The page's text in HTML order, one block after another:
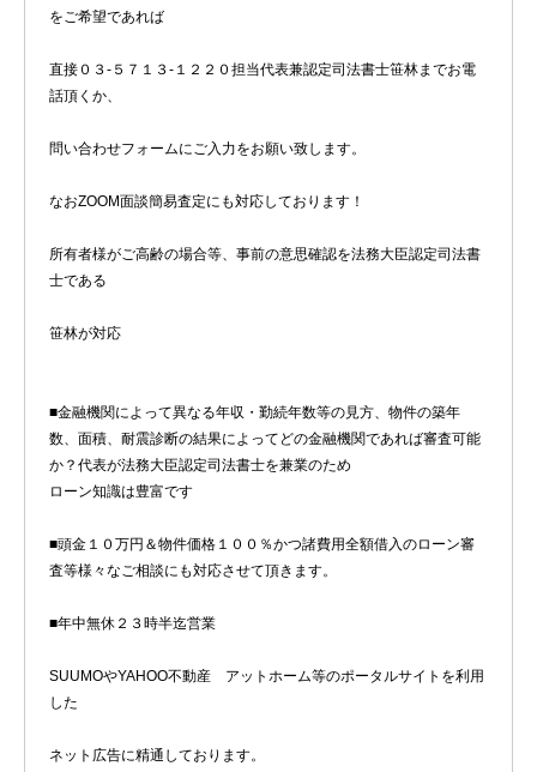
をご希望であれば
直接０３-５７１３-１２２０担当代表兼認定司法書士笹林までお電
話頂くか、
問い合わせフォームにご入力をお願い致します。
なおZOOM面談簡易査定にも対応しております！
所有者様がご高齢の場合等、事前の意思確認を法務大臣認定司法書
士である
笹林が対応
■金融機関によって異なる年収・勤続年数等の見方、物件の築年
数、面積、耐震診断の結果によってどの金融機関であれば審査可能
か？代表が法務大臣認定司法書士を兼業のため
ローン知識は豊富です
■頭金１０万円＆物件価格１００％かつ諸費用全額借入のローン審
査等様々なご相談にも対応させて頂きます。
■年中無休２３時半迄営業
SUUMOやYAHOO不動産 アットホーム等のポータルサイトを利用
した
ネット広告に精通しております。